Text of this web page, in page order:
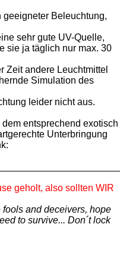
geeigneter Beleuchtung,
sehr gute UV-Quelle,
sie ja täglich nur max. 30
Zeit andere Leuchtmittel
Simulation des
leider nicht aus.
entsprechend exotisch
Unterbringung
geholt, also sollten WIR
and deceivers, hope
to survive... Don´t lock